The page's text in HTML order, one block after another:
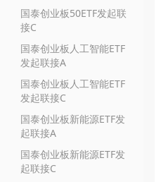
国泰创业板50ETF发起联
接C
国泰创业板人工智能ETF
发起联接A
国泰创业板人工智能ETF
发起联接C
国泰创业板新能源ETF发
起联接A
国泰创业板新能源ETF发
起联接C